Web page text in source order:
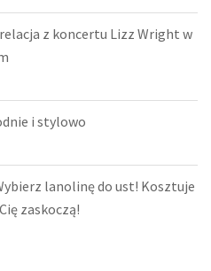
z koncertu Lizz Wright w
i stylowo
lanolinę do ust! Kosztuje
zaskoczą!